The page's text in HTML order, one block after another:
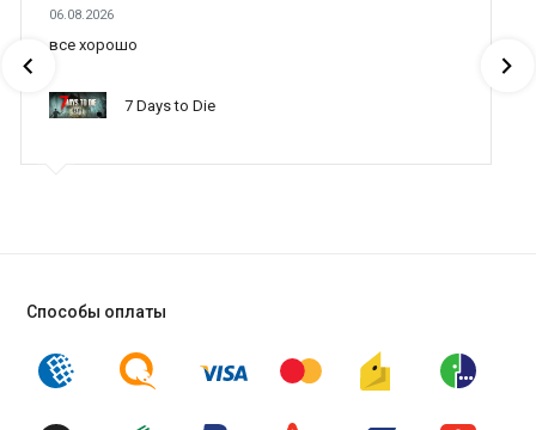
06.08.2026
все хорошо
7 Days to Die
Способы оплаты